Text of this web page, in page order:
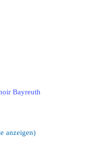
Bayreuth
anzeigen)